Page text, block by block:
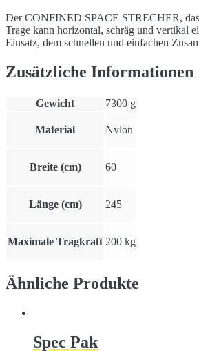
Der CONFINED SPACE STRECHER, das
Trage kann horizontal, schräg und vertikal
Einsatz, dem schnellen und einfachen
Zusätzliche Informationen
Gewicht 7300 g
Material Nylon
Breite (cm) 60
Länge (cm) 245
Maximale Tragkraft 200 kg
Ähnliche Produkte
Spec Pak